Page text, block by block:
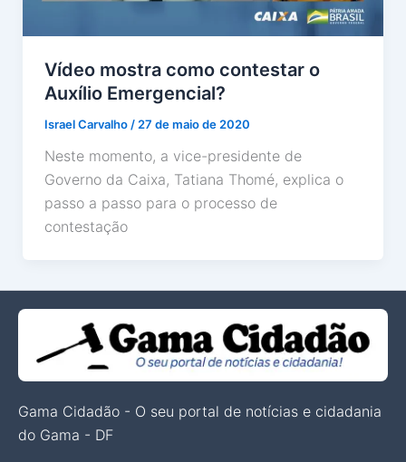
Vídeo mostra como contestar o
Auxílio Emergencial?
Israel Carvalho/27 de maio de 2020
Neste momento, a vice-presidente de
Governo da Caixa, Tatiana Thomé, explica o
passo a passo para o processo de
contestação
Gama Cidadão - O seu portal de notícias e cidadania
do Gama - DF